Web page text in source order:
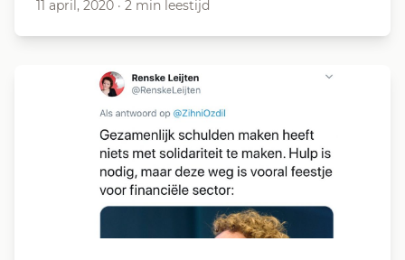
11 april, 2020 · 2 min leestijd